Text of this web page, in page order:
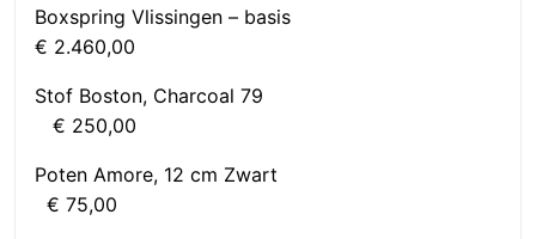
Boxspring Vlissingen – basis
€ 2.460,00
Stof Boston, Charcoal 79
€ 250,00
Poten Amore, 12 cm Zwart
€ 75,00